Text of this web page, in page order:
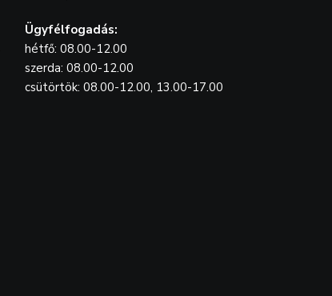
Ügyfélfogadás:
hétfő: 08.00-12.00
szerda: 08.00-12.00
csütörtök: 08.00-12.00, 13.00-17.00